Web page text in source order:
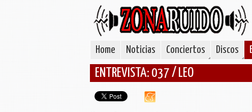
Home Noticias Conciertos Discos
ENTREVISTA: 037 / LEO